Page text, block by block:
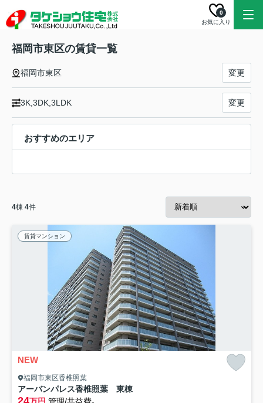
お気に入り
0
福岡市東区の賃貸一覧
福岡市東区 変更
3K,3DK,3LDK 変更
おすすめのエリア
4棟 4件
賃貸マンション
NEW
福岡市東区香椎照葉
アーバンパレス香椎照葉 東棟